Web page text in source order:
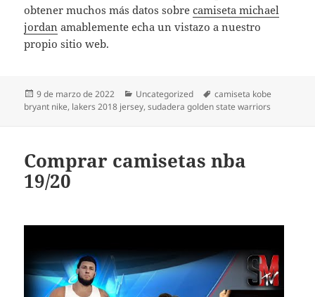
obtener muchos más datos sobrecamiseta michael
jordan amablemente echa un vistazo a nuestro
propio sitio web.
Publicado
el
9 de marzo de 2022 Categorías
Uncategorized Etiquetas
camiseta kobe
bryant nike, lakers 2018 jersey,sudadera golden state warriors
Comprar camisetas nba
19/20